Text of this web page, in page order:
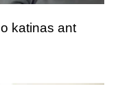
katinas ant